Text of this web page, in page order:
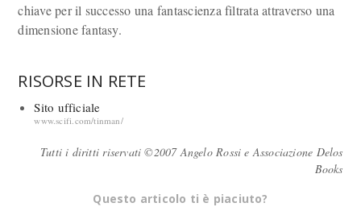
chiave per il successo una fantascienza filtrata attraverso una
dimensione fantasy.
RISORSE IN RETE
Sito ufficiale
www.scifi.com/tinman/
Tutti i diritti riservati ©2007 Angelo Rossi e Associazione Delos
Books
Questo articolo ti è piaciuto?